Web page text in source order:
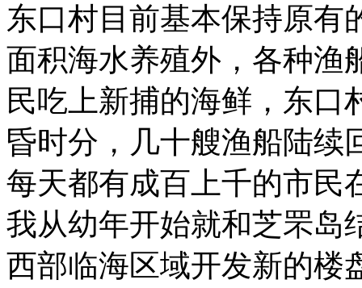
东口村目前基本保持原有
面积海水养殖外，各种渔
民吃上新捕的海鲜，东口
昏时分，几十艘渔船陆续
每天都有成百上千的市民
我从幼年开始就和芝罘岛
西部临海区域开发新的